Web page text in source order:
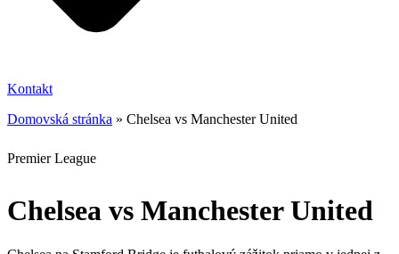
Kontakt
Domovská stránka » Chelsea vs Manchester United
Premier League
Chelsea vs Manchester United